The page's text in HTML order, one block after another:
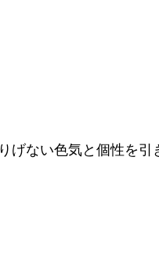
げない色気と個性を引